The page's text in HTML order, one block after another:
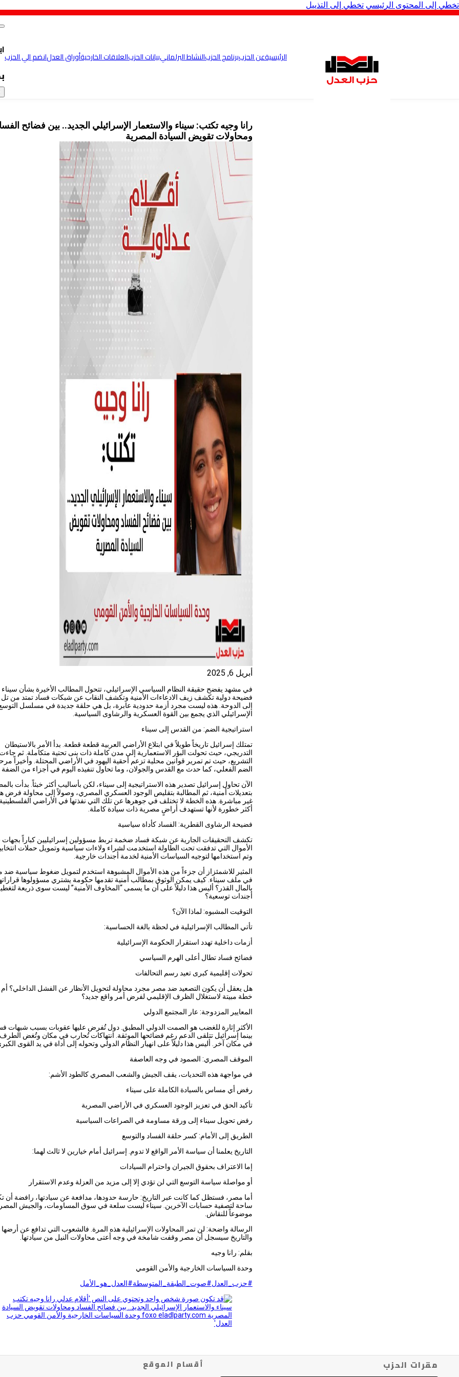
تخطي إلى المحتوى الرئيسي تخطي إلى التذييل
الرئيسيةعن الحزببرنامج الحزبالنشاط البرلمانيبيانات الحزبالعلاقات الخارجيةأوراق العدلانضم الي الحزب
رانا وجيه تكتب: سيناء والاستعمار الإسرائيلي الجديد.. بين فضائح
ومحاولات تقويض السيادة المصرية
أبريل 6, 2025
في مشهد يفضح حقيقة النظام السياسي الإسرائيلي، تتحول المطالب الأخيرة بشأن سيناء
فضيحة دولية تكشف زيف الادعاءات الأمنية وتكشف النقاب عن شبكات فساد تمتد من تل
إلى الدوحة. هذه ليست مجرد أزمة حدودية عابرة، بل هي حلقة جديدة في مسلسل
الإسرائيلي الذي يجمع بين القوة العسكرية والرشاوى السياسية.
استراتيجية الضم: من القدس إلى سيناء
تمتلك إسرائيل تاريخاً طويلاً في ابتلاع الأراضي العربية قطعة قطعة. بدأ الأمر بالاستيطان
التدريجي، حيث تحولت البؤر الاستعمارية إلى مدن كاملة ذات بنى تحتية متكاملة. ثم
التشريع، حيث تم تمرير قوانين محلية تزعم أحقية اليهود في الأراضي المحتلة. وأخيراً
الضم الفعلي، كما حدث مع القدس والجولان، وما تحاول تنفيذه اليوم في أجزاء من الضفة
الآن تحاول إسرائيل تصدير هذه الاستراتيجية إلى سيناء، لكن بأساليب أكثر خبثاً. بدأت
بتعديلات أمنية، ثم المطالبة بتقليص الوجود العسكري المصري، وصولاً إلى محاولة فرض
غير مباشرة. هذه الخطة لا تختلف في جوهرها عن تلك التي نفذتها في الأراضي
أكثر خطورة لأنها تستهدف أراضٍ مصرية ذات سيادة كاملة.
فضيحة الرشاوى القطرية: الفساد كأداة سياسية
تكشف التحقيقات الجارية عن شبكة فساد ضخمة تربط مسؤولين إسرائيليين كباراً بجهات
الأموال التي تدفقت تحت الطاولة استخدمت لشراء ولاءات سياسية وتمويل حملات
وتم استخدامها لتوجيه السياسات الأمنية لخدمة أجندات خارجية.
المثير للاشمئزاز أن جزءاً من هذه الأموال المشبوهة استخدم لتمويل ضغوط سياسية ضد
في ملف سيناء. كيف يمكن الوثوق بمطالب أمنية تقدمها حكومة يشتري مسؤولوها
بالمال القذر؟ أليس هذا دليلاً على أن ما يسمى “المخاوف الأمنية” ليست سوى ذريعة
أجندات توسعية؟
التوقيت المشبوه: لماذا الآن؟
تأتي المطالب الإسرائيلية في لحظة بالغة الحساسية:
أزمات داخلية تهدد استقرار الحكومة الإسرائيلية
فضائح فساد تطال أعلى الهرم السياسي
تحولات إقليمية كبرى تعيد رسم التحالفات
هل يعقل أن يكون التصعيد ضد مصر مجرد محاولة لتحويل الأنظار عن الفشل الداخلي؟ أم
خطة مبيتة لاستغلال الظرف الإقليمي لفرض أمر واقع جديد؟
المعايير المزدوجة: عار المجتمع الدولي
الأكثر إثارة للغضب هو الصمت الدولي المطبق. دول تُفرض عليها عقوبات بسبب شبهات
بينما إسرائيل تتلقى الدعم رغم فضائحها الموثقة. انتهاكات تُحارب في مكان وتُغض الطرف
في مكان آخر. أليس هذا دليلاً على انهيار النظام الدولي وتحوله إلى أداة في يد القوى
الموقف المصري: الصمود في وجه العاصفة
في مواجهة هذه التحديات، يقف الجيش والشعب المصري كالطود الأشم:
رفض أي مساس بالسيادة الكاملة على سيناء
تأكيد الحق في تعزيز الوجود العسكري في الأراضي المصرية
رفض تحويل سيناء إلى ورقة مساومة في الصراعات السياسية
الطريق إلى الأمام: كسر حلقة الفساد والتوسع
التاريخ يعلمنا أن سياسة الأمر الواقع لا تدوم. إسرائيل أمام خيارين لا ثالث لهما:
إما الاعتراف بحقوق الجيران واحترام السيادات
أو مواصلة سياسة التوسع التي لن تؤدي إلا إلى مزيد من العزلة وعدم الاستقرار
أما مصر، فستظل كما كانت عبر التاريخ: حارسة حدودها، مدافعة عن سيادتها، رافضة أن
ساحة لتصفية حسابات الآخرين. سيناء ليست سلعة في سوق المساومات، والجيش
موضوعاً للنقاش.
الرسالة واضحة: لن تمر المحاولات الإسرائيلية هذه المرة. فالشعوب التي تدافع عن أرضها
والتاريخ سيسجل أن مصر وقفت شامخة في وجه أعتى محاولات النيل من سيادتها.
بقلم: رانا وجيه
وحدة السياسات الخارجية والأمن القومي
#حزب_العدل#صوت_الطبقة_المتوسطة#العدل_هو_الأمل
مقرات الحزب أقسام الموقع